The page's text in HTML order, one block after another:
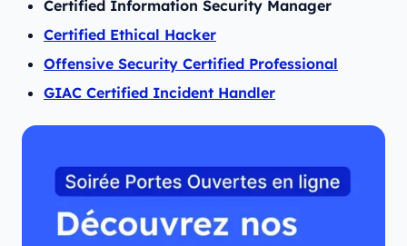
Certified Information Security Manager
Certified Ethical Hacker
Offensive Security Certified Professional
GIAC Certified Incident Handler